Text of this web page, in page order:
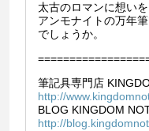
太古のロマンに想いを
アンモナイトの万年
でしょうか。
筆記具専門店
http://
BLOG KINGDOM
http://